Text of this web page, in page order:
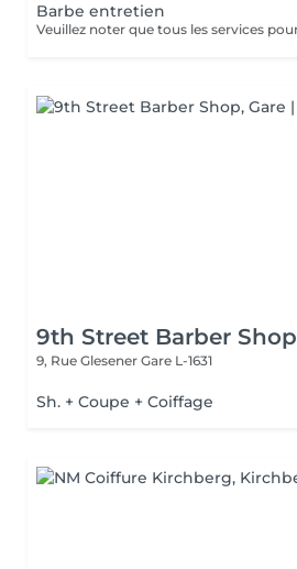
Barbe entretien
9th Street Barber Shop
9, Rue Glesener Gare L-1631
Sh. + Coupe + Coiffage